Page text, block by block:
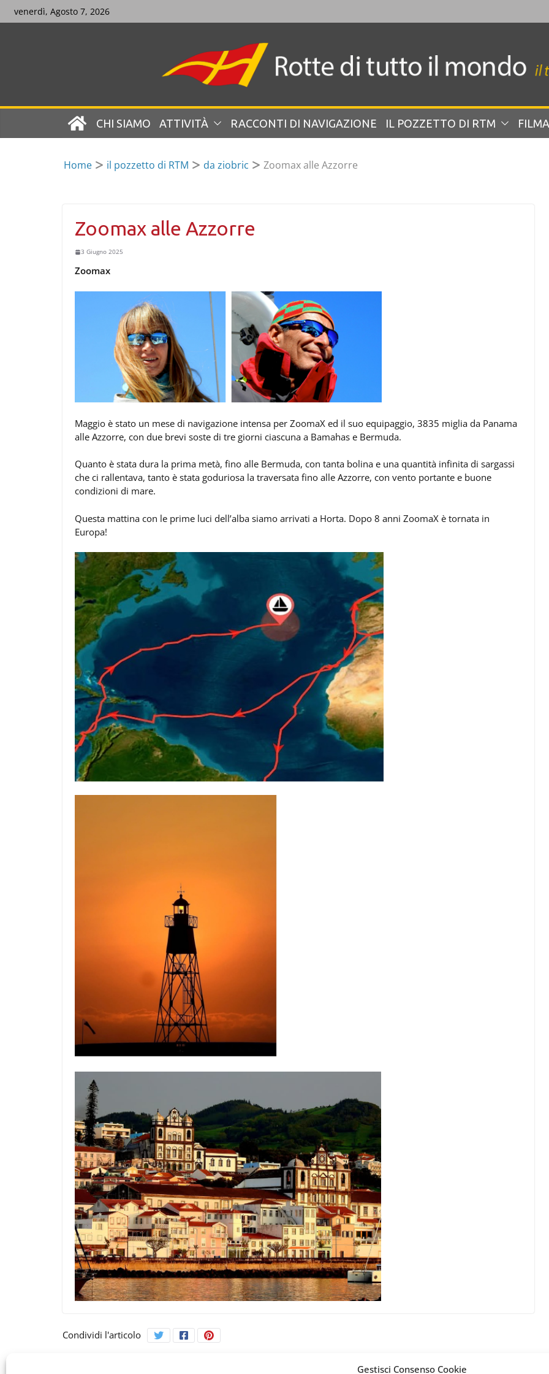
Gestisci Consenso Cookie
to
venerdì, Agosto 7, 2026
CHI SIAMO ATTIVITÀ RACCONTI DI NAVIGAZIONE IL POZZETTO DI RTM
Home il pozzetto di RTM da ziobric Zoomax alle Azzorre
Zoomax alle Azzorre
3 Giugno 2025
Zoomax
Maggio è stato un mese di navigazione intensa per ZoomaX ed il suo equipaggio, 3835 miglia da Panama
alle Azzorre, con due brevi soste di tre giorni ciascuna a Bamahas e Bermuda.
Quanto è stata dura la prima metà, fino alle Bermuda, con tanta bolina e una quantità infinita di sargassi
che ci rallentava, tanto è stata goduriosa la traversata fino alle Azzorre, con vento portante e buone
condizioni di mare.
Questa mattina con le prime luci dell’alba siamo arrivati a Horta. Dopo 8 anni ZoomaX è tornata in
Europa!
Condividi l'articolo